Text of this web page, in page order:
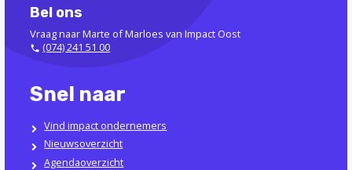
Bel ons
Vraag naar Marte of Marloes van Impact Oost
(074) 241 51 00
Snel naar
Vind impact ondernemers
Nieuwsoverzicht
Agendaoverzicht